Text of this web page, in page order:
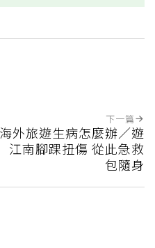
下一篇
海外旅遊生病怎麼辦／遊
江南腳踝扭傷 從此急救
包隨身